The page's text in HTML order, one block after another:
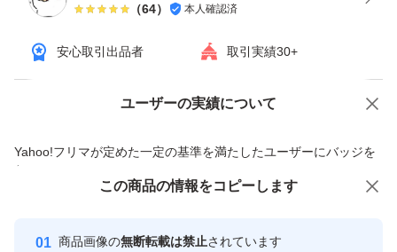
（64） 本人確認済
安心取引出品者 取引実績30+
ユーザーの実績について
Yahoo!フリマが定めた一定の基準を満たしたユーザーにバッジを
付与しています
安心取引出品者
心・安全なユーザーです
価格の相談 商品への質問
この商品の情報をコピーします
商品画像の無断転載は禁止されています
この商品をみている人にオススメ